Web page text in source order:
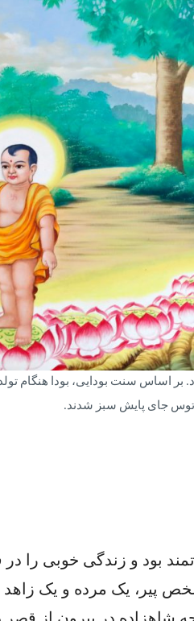
بر اساس سنت بودایی، بودا هنگام
جای پایش سبز شدند.
بود و زندگی خوبی را در
یک مرده و یک زاهد